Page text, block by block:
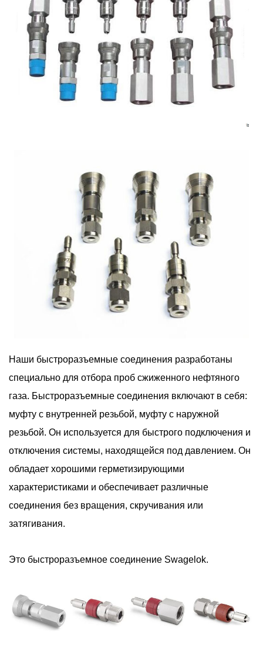
Наши быстроразъемные соединения разработаны
специально для отбора проб сжиженного нефтяного
газа. Быстроразъемные соединения включают в себя:
муфту с внутренней резьбой, муфту с наружной
резьбой. Он используется для быстрого подключения и
отключения системы, находящейся под давлением. Он
обладает хорошими герметизирующими
характеристиками и обеспечивает различные
соединения без вращения, скручивания или
затягивания.
Это быстроразъемное соединение Swagelok.